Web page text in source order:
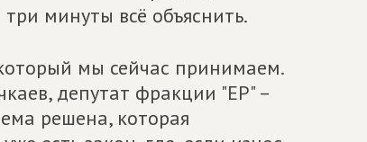
минуты всё объяснить.
мы сейчас принимаем.
депутат фракции "ЕР" –
решена, которая